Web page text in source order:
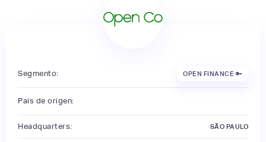
Segmento: OPEN FINANCE 🔑
País de origen:
Headquarters: SÃO PAULO